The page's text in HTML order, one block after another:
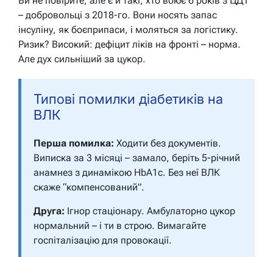
– добровольці з 2018-го. Вони носять запас
інсуліну, як боєприпаси, і моляться за логістику.
Ризик? Високий: дефіцит ліків на фронті – норма.
Але дух сильніший за цукор.
Типові помилки діабетиків на
ВЛК
Перша помилка: Ходити без документів.
Виписка за 3 місяці – замало, беріть 5-річний
анамнез з динамікою HbA1c. Без неї ВЛК
скаже “компенсований”.
Друга: Ігнор стаціонару. Амбулаторно цукор
нормальний – і ти в строю. Вимагайте
госпіталізацію для провокації.